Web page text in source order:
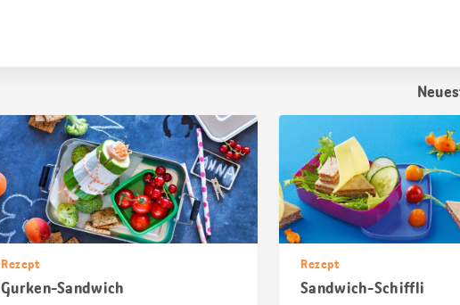
Resultat
Rezept
Gurken-Sandwich
Rezept
Sandwich-Schiffli